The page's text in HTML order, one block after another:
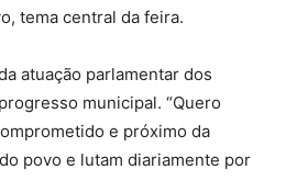
tema central da feira.
atuação parlamentar dos
municipal. “Quero
e próximo da
povo e lutam diariamente por